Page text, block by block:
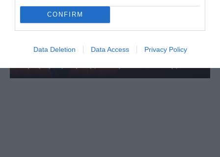
CONFIRM
Data Deletion Data Access Privacy Policy